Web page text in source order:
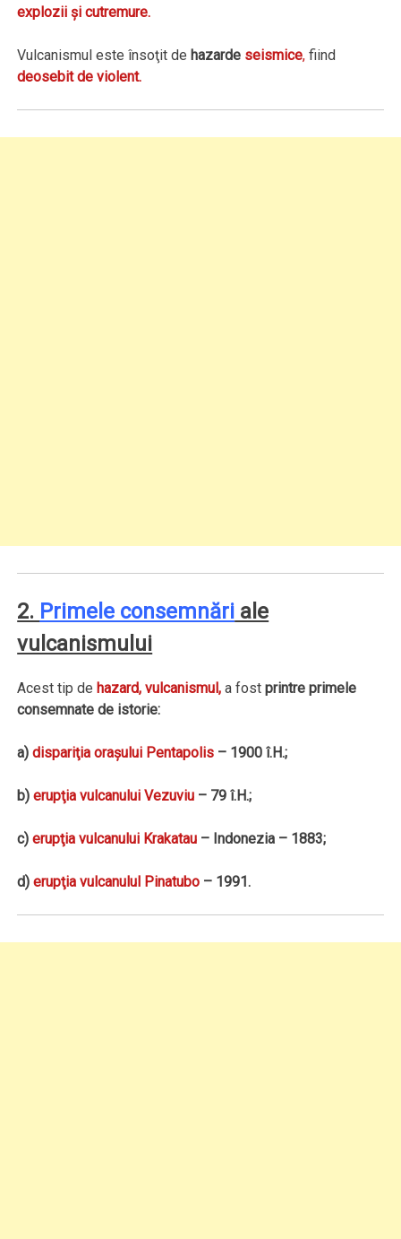
explozii şi cutremure.
Vulcanismul este însoţit de hazarde seismice, fiind
deosebit de violent.
2. Primele consemnări ale
vulcanismului
Acest tip dehazard, vulcanismul, a fostprintre primele
consemnate de istorie:
a) dispariţia oraşului Pentapolis – 1900 î.H.;
b) erupţia vulcanului Vezuviu – 79 î.H.;
c) erupţia vulcanului Krakatau – Indonezia – 1883;
d) erupţia vulcanulul Pinatubo – 1991.